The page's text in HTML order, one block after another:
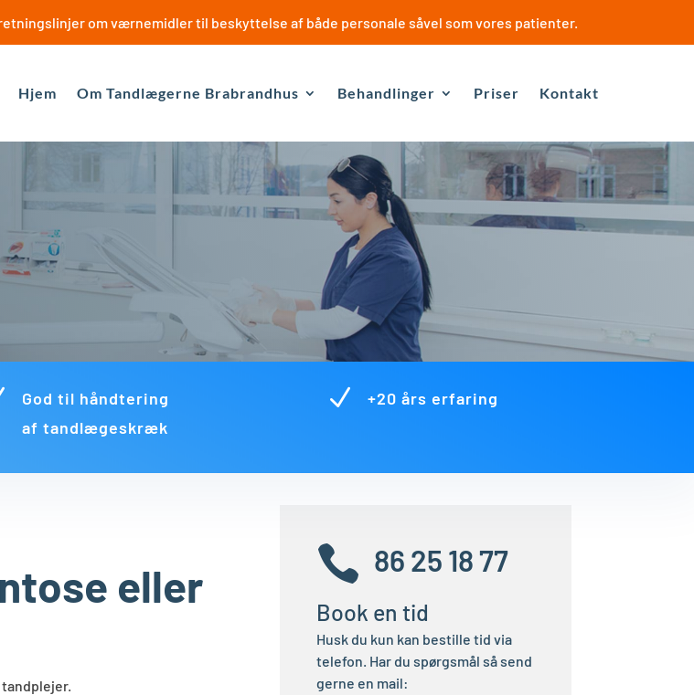
om værnemidler til beskyttelse af både personale såvel som vores patienter.
Hjem Om Tandlægerne Brabrandhus Behandlinger Priser Kontakt
God til håndtering
af tandlægeskræk
N +20 års erfaring
eller
 86 25 18 77
Book en tid
Husk du kun kan bestille tid via
telefon. Har du spørgsmål så send
gerne en mail: